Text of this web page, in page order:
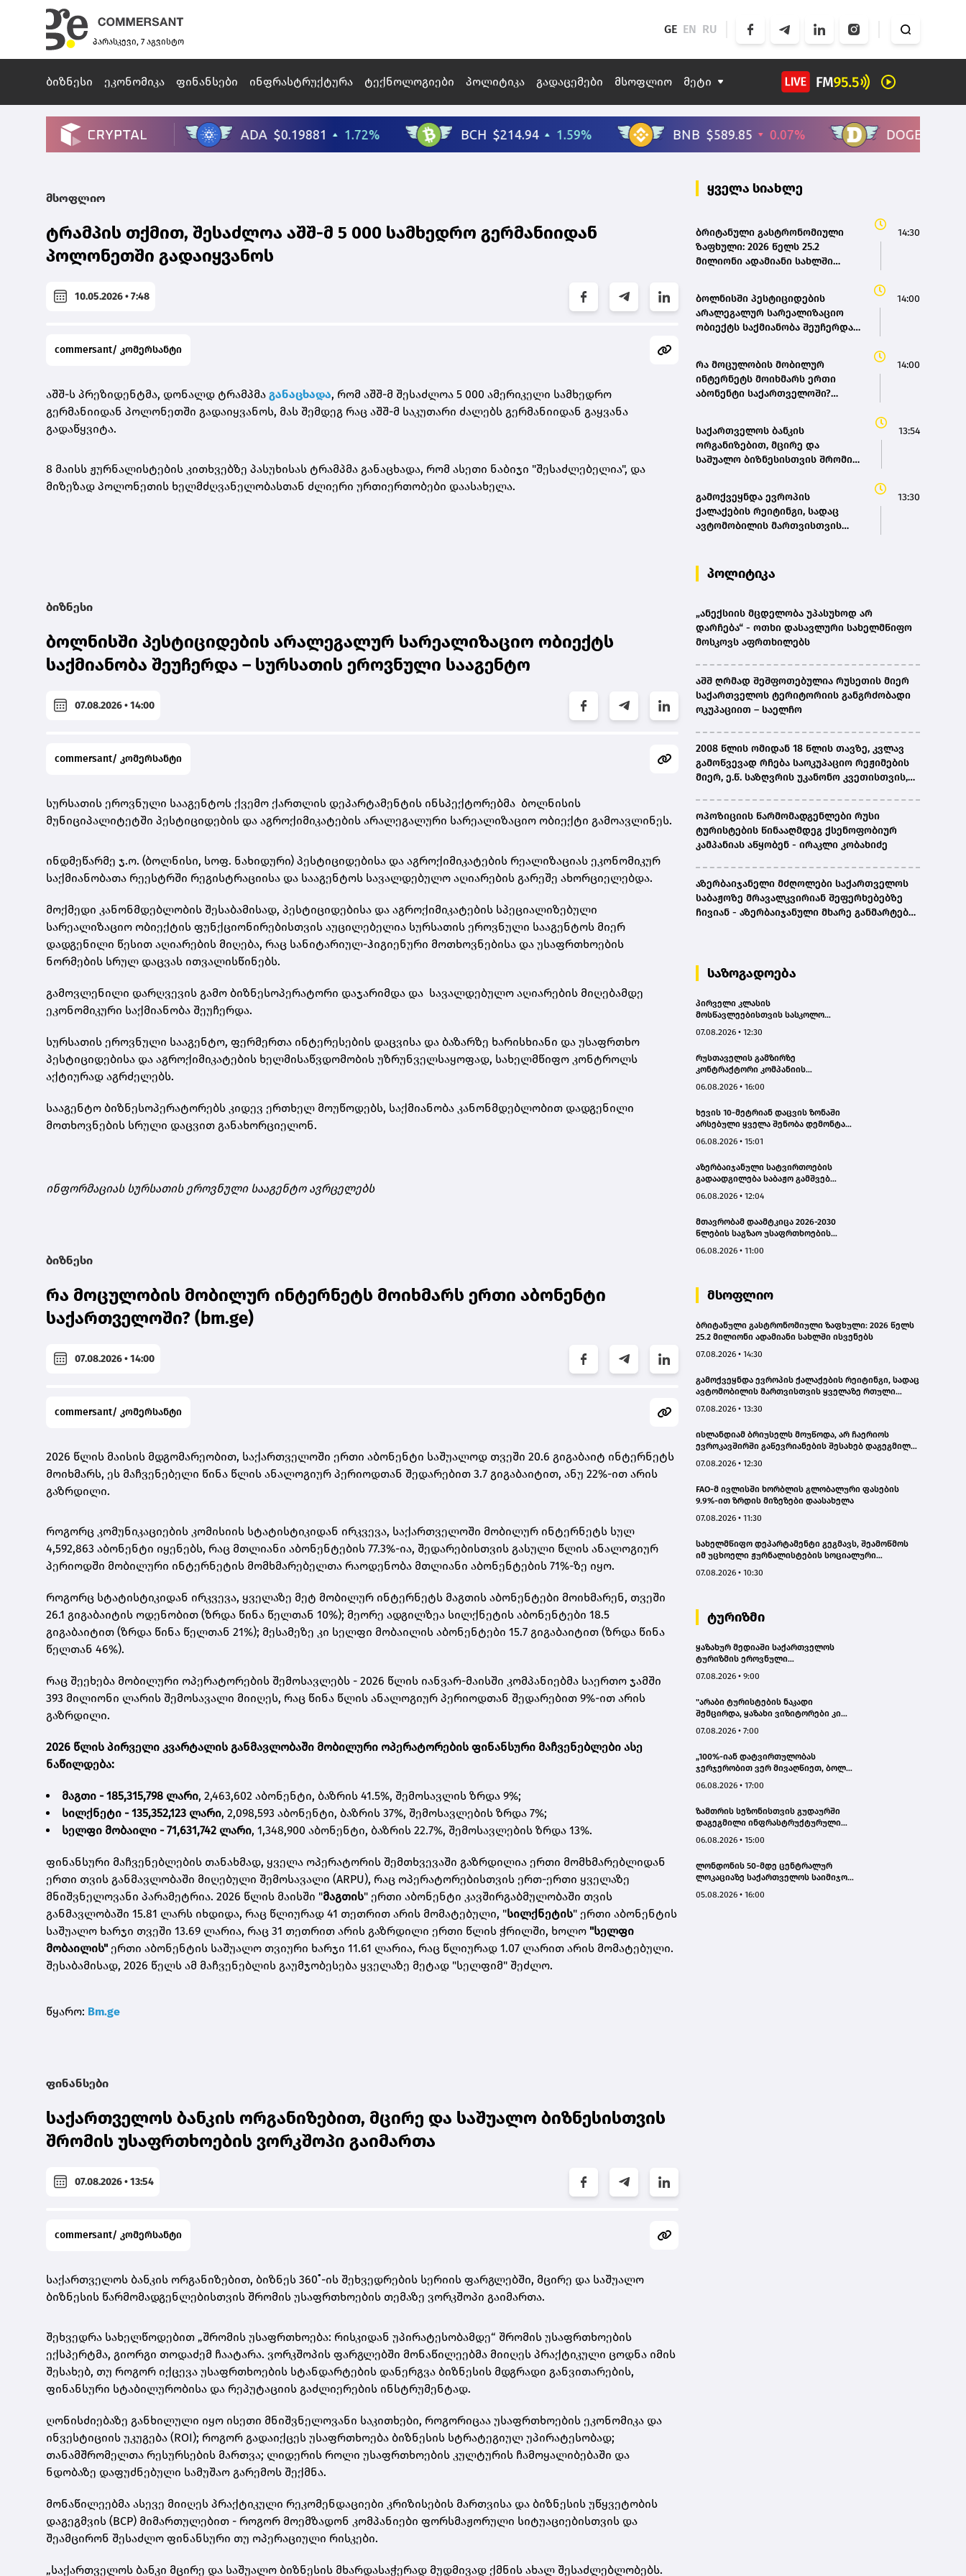
პარასკევი, 7 აგვისტო
GE EN RU
ბიზნესი ეკონომიკა ფინანსები ინფრასტრუქტურა ტექნოლოგიები პოლიტიკა გადაცემები მსოფლიო მეტი
მსოფლიო
ტრამპის თქმით, შესაძლოა აშშ-მ 5 000 სამხედრო გერმანიიდან
პოლონეთში გადაიყვანოს
10.05.2026 • 7:48
commersant/ კომერსანტი
აშშ-ს პრეზიდენტმა, დონალდ ტრამპმა განაცხადა, რომ აშშ-მ შესაძლოა 5 000 ამერიკელი სამხედრო
გერმანიიდან პოლონეთში გადაიყვანოს, მას შემდეგ რაც აშშ-მ საკუთარი ძალებს გერმანიიდან გაყვანა
გადაწყვიტა.
8 მაისს ჟურნალისტების კითხვებზე პასუხისას ტრამპმა განაცხადა, რომ ასეთი ნაბიჯი "შესაძლებელია", და
მიზეზად პოლონეთის ხელმძღვანელობასთან ძლიერი ურთიერთობები დაასახელა.
ბიზნესი
ბოლნისში პესტიციდების არალეგალურ სარეალიზაციო ობიექტს
საქმიანობა შეუჩერდა – სურსათის ეროვნული სააგენტო
07.08.2026 • 14:00
commersant/ კომერსანტი
სურსათის ეროვნული სააგენტოს ქვემო ქართლის დეპარტამენტის ინსპექტორებმა ბოლნისის
მუნიციპალიტეტში პესტიციდების და აგროქიმიკატების არალეგალური სარეალიზაციო ობიექტი გამოავლინეს.
ინდმეწარმე ჯ.ო. (ბოლნისი, სოფ. ნახიდური) პესტიციდებისა და აგროქიმიკატების რეალიზაციას ეკონომიკურ
საქმიანობათა რეესტრში რეგისტრაციისა და სააგენტოს სავალდებულო აღიარების გარეშე ახორციელებდა.
მოქმედი კანონმდებლობის შესაბამისად, პესტიციდებისა და აგროქიმიკატების სპეციალიზებული
სარეალიზაციო ობიექტის ფუნქციონირებისთვის აუცილებელია სურსათის ეროვნული სააგენტოს მიერ
დადგენილი წესით აღიარების მიღება, რაც სანიტარიულ-ჰიგიენური მოთხოვნებისა და უსაფრთხოების
ნორმების სრულ დაცვას ითვალისწინებს.
გამოვლენილი დარღვევის გამო ბიზნესოპერატორი დაჯარიმდა და სავალდებულო აღიარების მიღებამდე
ეკონომიკური საქმიანობა შეუჩერდა.
სურსათის ეროვნული სააგენტო, ფერმერთა ინტერესების დაცვისა და ბაზარზე ხარისხიანი და უსაფრთხო
პესტიციდებისა და აგროქიმიკატების ხელმისაწვდომობის უზრუნველსაყოფად, სახელმწიფო კონტროლს
აქტიურად აგრძელებს.
სააგენტო ბიზნესოპერატორებს კიდევ ერთხელ მოუწოდებს, საქმიანობა კანონმდებლობით დადგენილი
მოთხოვნების სრული დაცვით განახორციელონ.
ინფორმაციას სურსათის ეროვნული სააგენტო ავრცელებს
ბიზნესი
რა მოცულობის მობილურ ინტერნეტს მოიხმარს ერთი აბონენტი
საქართველოში? (bm.ge)
07.08.2026 • 14:00
commersant/ კომერსანტი
2026 წლის მაისის მდგომარეობით, საქართველოში ერთი აბონენტი საშუალოდ თვეში 20.6 გიგაბაიტ ინტერნეტს
მოიხმარს, ეს მაჩვენებელი წინა წლის ანალოგიურ პერიოდთან შედარებით 3.7 გიგაბაიტით, ანუ 22%-ით არის
გაზრდილი.
როგორც კომუნიკაციების კომისიის სტატისტიკიდან ირკვევა, საქართველოში მობილურ ინტერნეტს სულ
4,592,863 აბონენტი იყენებს, რაც მთლიანი აბონენტების 77.3%-ია, შედარებისთვის გასული წლის ანალოგიურ
პერიოდში მობილური ინტერნეტის მომხმარებელთა რაოდენობა მთლიანი აბონენტების 71%-ზე იყო.
როგორც სტატისტიკიდან ირკვევა, ყველაზე მეტ მობილურ ინტერნეტს მაგთის აბონენტები მოიხმარენ, თვეში
26.1 გიგაბაიტის ოდენობით (ზრდა წინა წელთან 10%); მეორე ადგილზეა სილქნეტის აბონენტები 18.5
გიგაბაიტით (ზრდა წინა წელთან 21%); მესამეზე კი სელფი მობაილის აბონენტები 15.7 გიგაბაიტით (ზრდა წინა
წელთან 46%).
რაც შეეხება მობილური ოპერატორების შემოსავლებს - 2026 წლის იანვარ-მაისში კომპანიებმა საერთო ჯამში
393 მილიონი ლარის შემოსავალი მიიღეს, რაც წინა წლის ანალოგიურ პერიოდთან შედარებით 9%-ით არის
გაზრდილი.
2026 წლის პირველი კვარტალის განმავლობაში მობილური ოპერატორების ფინანსური მაჩვენებლები ასე
ნაწილდება:
მაგთი - 185,315,798 ლარი, 2,463,602 აბონენტი, ბაზრის 41.5%, შემოსავლის ზრდა 9%;
სილქნეტი - 135,352,123 ლარი, 2,098,593 აბონენტი, ბაზრის 37%, შემოსავლების ზრდა 7%;
სელფი მობაილი - 71,631,742 ლარი, 1,348,900 აბონენტი, ბაზრის 22.7%, შემოსავლების ზრდა 13%.
ფინანსური მაჩვენებლების თანახმად, ყველა ოპერატორის შემთხვევაში გაზრდილია ერთი მომხმარებლიდან
ერთი თვის განმავლობაში მიღებული შემოსავალი (ARPU), რაც ოპერატორებისთვის ერთ-ერთი ყველაზე
მნიშვნელოვანი პარამეტრია. 2026 წლის მაისში "მაგთის" ერთი აბონენტი კავშირგაბმულობაში თვის
განმავლობაში 15.81 ლარს იხდიდა, რაც წლიურად 41 თეთრით არის მომატებული, "სილქნეტის" ერთი აბონენტის
საშუალო ხარჯი თვეში 13.69 ლარია, რაც 31 თეთრით არის გაზრდილი ერთი წლის ჭრილში, ხოლო "სელფი
მობაილის" ერთი აბონენტის საშუალო თვიური ხარჯი 11.61 ლარია, რაც წლიურად 1.07 ლარით არის მომატებული.
შესაბამისად, 2026 წელს ამ მაჩვენებლის გაუმჯობესება ყველაზე მეტად "სელფიმ" შეძლო.
წყარო: Bm.ge
ფინანსები
საქართველოს ბანკის ორგანიზებით, მცირე და საშუალო ბიზნესისთვის
შრომის უსაფრთხოების ვორკშოპი გაიმართა
07.08.2026 • 13:54
commersant/ კომერსანტი
საქართველოს ბანკის ორგანიზებით, ბიზნეს 360˚-ის შეხვედრების სერიის ფარგლებში, მცირე და საშუალო
ბიზნესის წარმომადგენლებისთვის შრომის უსაფრთხოების თემაზე ვორკშოპი გაიმართა.
შეხვედრა სახელწოდებით „შრომის უსაფრთხოება: რისკიდან უპირატესობამდე“ შრომის უსაფრთხოების
ექსპერტმა, გიორგი თოდაძემ ჩაატარა. ვორკშოპის ფარგლებში მონაწილეებმა მიიღეს პრაქტიკული ცოდნა იმის
შესახებ, თუ როგორ იქცევა უსაფრთხოების სტანდარტების დანერგვა ბიზნესის მდგრადი განვითარების,
ფინანსური სტაბილურობისა და რეპუტაციის გაძლიერების ინსტრუმენტად.
ღონისძიებაზე განხილული იყო ისეთი მნიშვნელოვანი საკითხები, როგორიცაა უსაფრთხოების ეკონომიკა და
ინვესტიციის უკუგება (ROI); როგორ გადაიქცეს უსაფრთხოება ბიზნესის სტრატეგიულ უპირატესობად;
თანამშრომელთა რესურსების მართვა; ლიდერის როლი უსაფრთხოების კულტურის ჩამოყალიბებაში და
ნდობაზე დაფუძნებული სამუშაო გარემოს შექმნა.
მონაწილეებმა ასევე მიიღეს პრაქტიკული რეკომენდაციები კრიზისების მართვისა და ბიზნესის უწყვეტობის
დაგეგმვის (BCP) მიმართულებით - როგორ მოემზადონ კომპანიები ფორსმაჟორული სიტუაციებისთვის და
შეამცირონ შესაძლო ფინანსური თუ ოპერაციული რისკები.
„საქართველოს ბანკი მცირე და საშუალო ბიზნესის მხარდასაჭერად მუდმივად ქმნის ახალ შესაძლებლობებს.
ყველა სიახლე
ბრიტანული გასტრონომიული
ზაფხული: 2026 წელს 25.2
მილიონი ადამიანი სახლში
14:30
ბოლნისში პესტიციდების
არალეგალურ სარეალიზაციო
ობიექტს საქმიანობა შეუჩერდა –
14:00
რა მოცულობის მობილურ
ინტერნეტს მოიხმარს ერთი
აბონენტი საქართველოში?
14:00
საქართველოს ბანკის
ორგანიზებით, მცირე და
საშუალო ბიზნესისთვის შრომის
13:54
გამოქვეყნდა ევროპის
ქალაქების რეიტინგი, სადაც
ავტომობილის მართვისთვის
13:30
პოლიტიკა
„ანექსიის მცდელობა უპასუხოდ არ
დარჩება“ - ოთხი დასავლური სახელმწიფო
მოსკოვს აფრთხილებს
აშშ ღრმად შეშფოთებულია რუსეთის მიერ
საქართველოს ტერიტორიის განგრძობადი
ოკუპაციით – საელჩო
2008 წლის ომიდან 18 წლის თავზე, კვლავ
გამოწვევად რჩება საოკუპაციო რეჟიმების
მიერ, ე.წ. საზღვრის უკანონო კვეთისთვის,
ენაზე განათლების ხელმისაწვდომობა-
სახალხო დამცველი
ოპოზიციის წარმომადგენლები რუსი
ტურისტების წინააღმდეგ ქსენოფობიურ
კამპანიას აწყობენ - ირაკლი კობახიძე
აზერბაიჯანელი მძღოლები საქართველოს
საბაჟოზე მრავალკვირიან შეფერხებებზე
ჩივიან - აზერბაიჯანული მხარე განმარტებას
საზოგადოება
პირველი კლასის
მოსწავლეებისთვის სასკოლო
სექტემბრის პერიოდში
07.08.2026 • 12:30
რუსთაველის გამზირზე
კონტრაქტორი კომპანიის
ახლოს იმოძრავა, რამაც ნიადაგის
გამოიწვია, გადაბრუნდა
ავტომანქანა - თვითმცლელში
იმყოფებოდა მცირეწლოვანი ბავშვი
06.08.2026 • 16:00
ხევის 10-მეტრიან დაცვის ზონაში
არსებული ყველა შენობა დემონტაჟს
06.08.2026 • 15:01
აზერბაიჯანული სატვირთოების
გადაადგილება საბაჟო გამშვებ
მიმდინარეობს- შემოსავლების
06.08.2026 • 12:04
მთავრობამ დაამტკიცა 2026-2030
წლების საგზაო უსაფრთხოების
სამოქმედო გეგმა – თამარ
06.08.2026 • 11:00
მსოფლიო
ბრიტანული გასტრონომიული ზაფხული: 2026 წელს
25.2 მილიონი ადამიანი სახლში ისვენებს
07.08.2026 • 14:30
გამოქვეყნდა ევროპის ქალაქების რეიტინგი, სადაც
ავტომობილის მართვისთვის ყველაზე რთული
07.08.2026 • 13:30
ისლანდიამ ბრიუსელს მოუწოდა, არ ჩაერიოს
ევროკავშირში გაწევრიანების შესახებ დაგეგმილ
07.08.2026 • 12:30
FAO-მ ივლისში ხორბლის გლობალური ფასების
9.9%-ით ზრდის მიზეზები დაასახელა
07.08.2026 • 11:30
სახელმწიფო დეპარტამენტი გეგმავს, შეამოწმოს
იმ უცხოელი ჟურნალისტების სოციალური
ვიზას ითხოვენ – „როიტერი“
07.08.2026 • 10:30
ტურიზმი
ყაზახურ მედიაში საქართველოს
ტურიზმის ეროვნული
კამპანიის ფარგლებში სტატიები
07.08.2026 • 9:00
"არაბი ტურისტების ნაკადი
შემცირდა, ყაზახი ვიზიტორები კი
Hotel
07.08.2026 • 7:00
„100%-იან დატვირთულობას
ჯერჯერობით ვერ მივაღწიეთ, ბოლო
გაუქმდა“ - Kobuleti Beach Club
06.08.2026 • 17:00
ზამთრის სეზონისთვის გუდაურში
დაგეგმილი ინფრასტრუქტურული
გუდაურის ტურისტული
დარსალია
06.08.2026 • 15:00
ლონდონის 50-მდე ცენტრალურ
ლოკაციაზე საქართველოს საიმიჯო
05.08.2026 • 16:00